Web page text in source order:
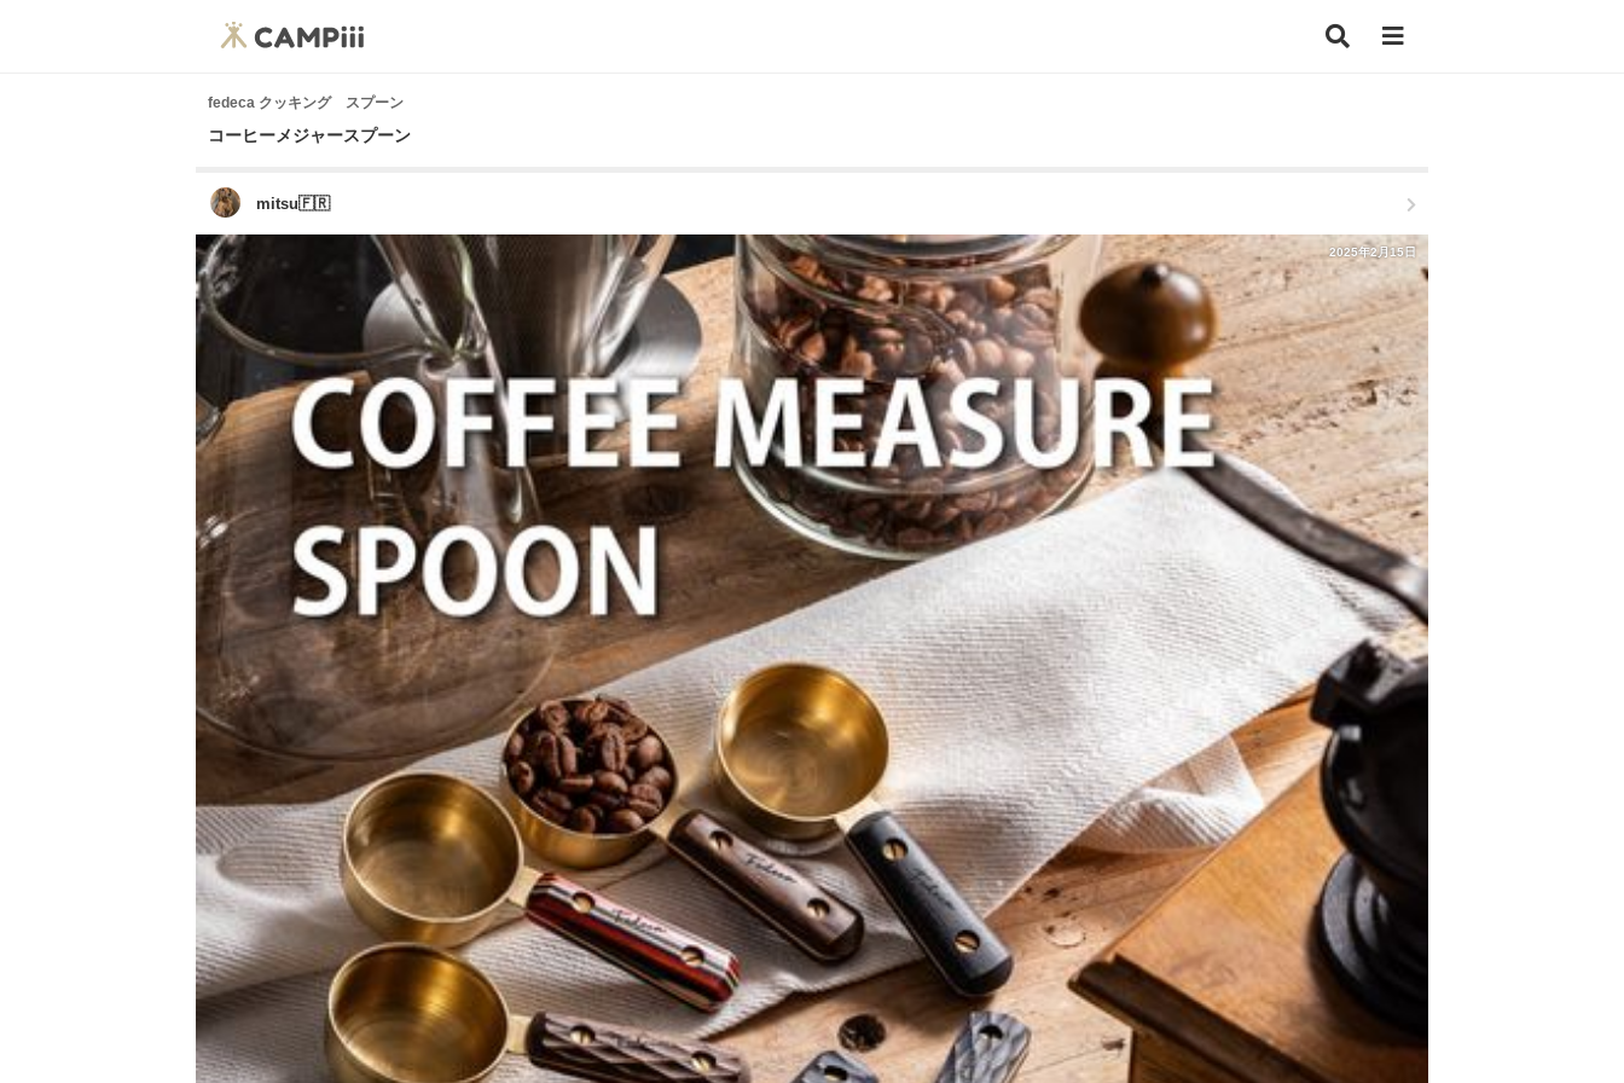
fedeca クッキング スプーン
コーヒーメジャースプーン
mitsu🇫🇷
2025年2月15日